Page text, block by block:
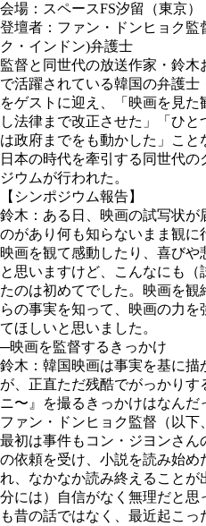
会場：スペースFS汐留（東京）
登壇者：ファン・ドンヒョク
ク・インドン)弁護士
監督と同世代の放送作家・鈴
で活躍されている韓国の弁護
をゲストに迎え、「映画を見
し法律まで改正させた」「ひ
は政府までをも動かした」こと
日本の時代を牽引する同世代
ジウムが行われた。
【シンポジウム報告】
鈴木：ある日、映画の試写状が
のがあり何も知らないまま観に
映画を観て感動したり、喜び
と思いますけど、こんなにも
たのは初めてでした。映画を
らの事実を知って、映画の力
てほしいと思いました。
─映画を監督するきっかけ
鈴木：韓国映画は事実を基に描
が、正直ただ残酷でがっかり
ニ〜』を撮るきっかけはなんだ
ファン・ドンヒョク監督（以下
最初は事件もコン・ジヨンさ
の依頼を受け、小説を読み始
れ、なかなか読み終えることが
分には）自信がなく無理だと
も昔の話ではなく、最近起こ